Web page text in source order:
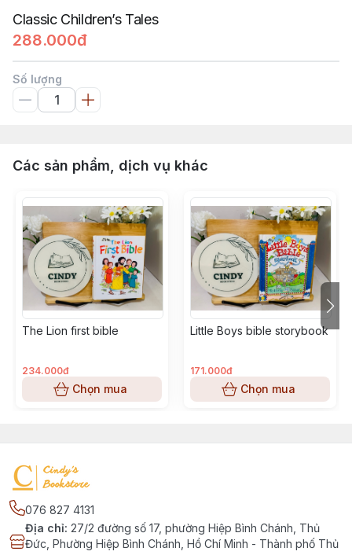
Classic Children’s Tales
288.000đ
Số lượng
Các sản phẩm, dịch vụ khác
The Lion first bible
234.000đ
Chọn mua
Little Boys bible storybook
171.000đ
Chọn mua
076 827 4131
Địa chỉ: 27/2 đường số 17, phường Hiệp Bình Chánh, Thủ
Đức, Phường Hiệp Bình Chánh, Hồ Chí Minh - Thành phố Thủ